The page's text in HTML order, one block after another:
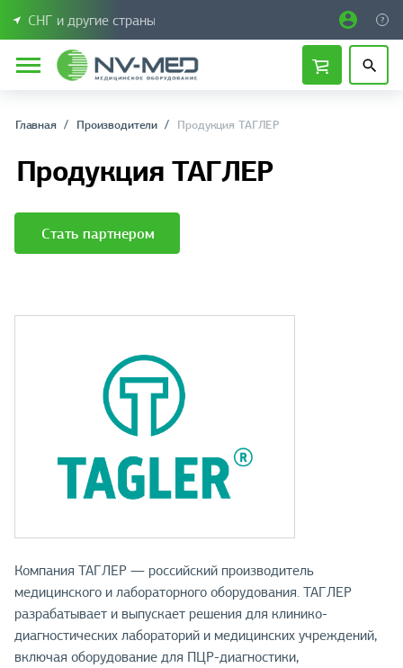
СНГ и другие страны
Главная Производители Продукция ТАГЛЕР
Продукция ТАГЛЕР
Стать партнером
Компания ТАГЛЕР — российский производитель
медицинского и лабораторного оборудования. ТАГЛЕР
разрабатывает и выпускает решения для клинико-
диагностических лабораторий и медицинских учреждений,
включая оборудование для ПЦР-диагностики,